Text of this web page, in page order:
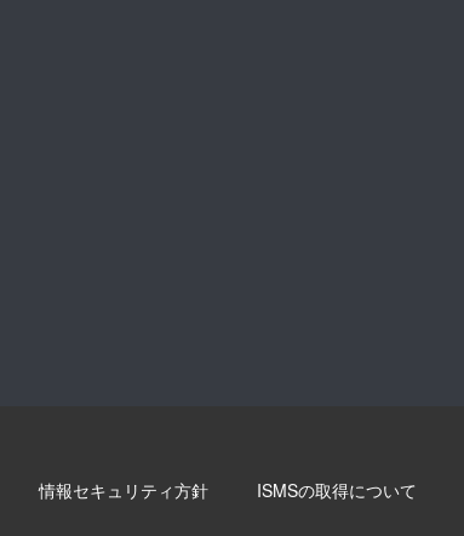
情報セキュリティ方針 ISMSの取得について